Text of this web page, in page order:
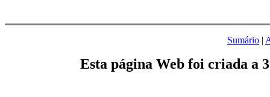
Sumário |
Esta página Web foi criada a